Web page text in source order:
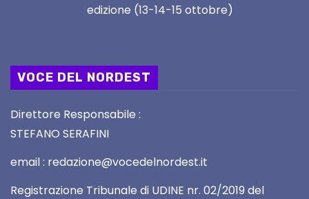
edizione (13-14-15 ottobre)
VOCE DEL NORDEST
Direttore Responsabile :
STEFANO SERAFINI
email : redazione@vocedelnordest.it
Registrazione Tribunale di UDINE nr. 02/2019 del